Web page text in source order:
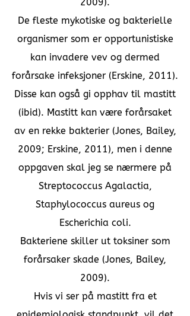
De fleste mykotiske og bakterielle
organismer som er opportunistiske
kan invadere vev og dermed
forårsake infeksjoner (Erskine, 2011).
Disse kan også gi opphav til mastitt
(ibid). Mastitt kan være forårsaket
av en rekke bakterier (Jones, Bailey,
2009; Erskine, 2011), men i denne
oppgaven skal jeg se nærmere på
Streptococcus Agalactia,
Staphylococcus aureus og
Escherichia coli.
Bakteriene skiller ut toksiner som
forårsaker skade (Jones, Bailey,
2009).
Hvis vi ser på mastitt fra et